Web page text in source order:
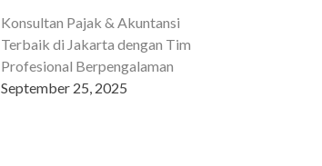
Konsultan Pajak & Akuntansi
Terbaik di Jakarta dengan Tim
Profesional Berpengalaman
September 25, 2025